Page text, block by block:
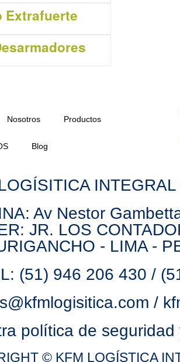
Extrafuerte
Nosotros Productos
Blog
INTEGRAL
Av Nestor
JR. LOS
- LIMA -
(51) 946 206 430 /
/
política de
© KFM LOGÍSTICA